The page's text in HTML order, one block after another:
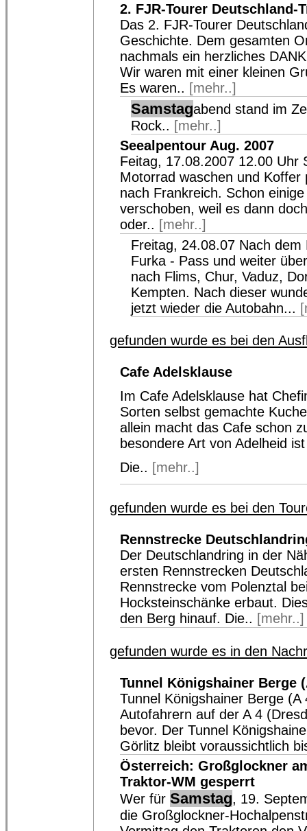
2. FJR-Tourer Deutschland-
Das 2. FJR-Tourer
Geschichte. Dem gesamten
nachmals ein herzliches
Wir waren mit einer kleinen
Es waren.. [mehr..]
Samstagabend stand im
Rock.. [mehr..]
Seealpentour Aug. 2007
Feitag, 17.08.2007 12.00 Uhr
Motorrad waschen und Koffer
nach Frankreich. Schon
verschoben, weil es dann
oder.. [mehr..]
Freitag, 24.08.07 Nach
Furka - Pass und weiter
nach Flims, Chur, Vaduz,
Kempten. Nach dieser
jetzt wieder die Autobahn...
gefunden wurde es bei den
Cafe Adelsklause
Im Cafe Adelsklause hat
Sorten selbst gemachte
allein macht das Cafe schon
besondere Art von Adelheid
Die.. [mehr..]
gefunden wurde es bei den
Rennstrecke
Der Deutschlandring in der
ersten Rennstrecken
Rennstrecke vom Polenztal
Hocksteinschänke erbaut.
den Berg hinauf. Die.. [mehr..]
gefunden wurde es in den
Tunnel Königshainer Berge
Tunnel Königshainer Berge
Autofahrern auf der A 4
bevor. Der Tunnel
Görlitz bleibt voraussichtlich
Österreich: Großglockner
Traktor-WM gesperrt
Wer für Samstag, 19.
die Großglockner-